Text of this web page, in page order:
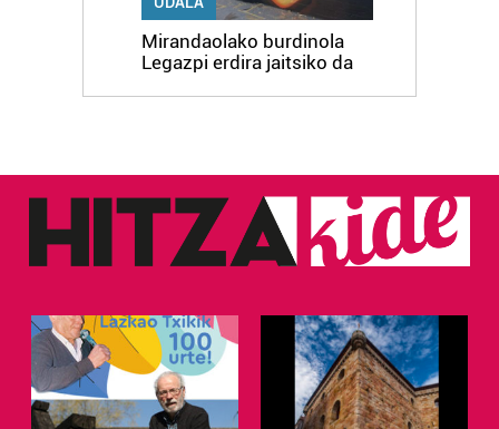
Mirandaolako burdinola
Legazpi erdira jaitsiko da